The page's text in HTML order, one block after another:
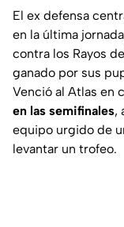
El ex defensa
en la última
contra los Rayos
ganado por sus
Venció al Atlas en
en las semifinales,
equipo urgido de
levantar un trofeo.